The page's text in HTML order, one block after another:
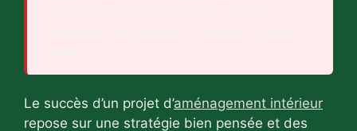
Le succès d’un projet d’aménagement intérieur
repose sur une stratégie bien pensée et des